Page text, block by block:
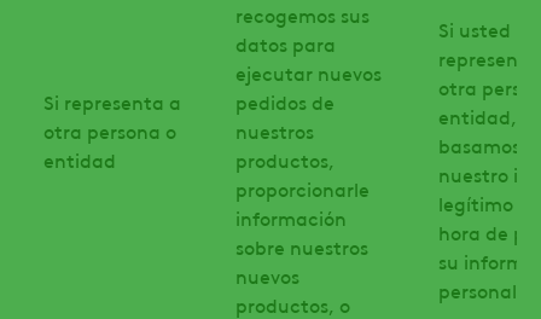
Si representa a
otra persona o
entidad
recogemos sus
datos para
ejecutar nuevos
pedidos de
nuestros
productos,
proporcionarle
información
sobre nuestros
nuevos
productos, o
Si usted
otra
entidad,
basamos
nuestro
legítimo a
hora de
su
personal.